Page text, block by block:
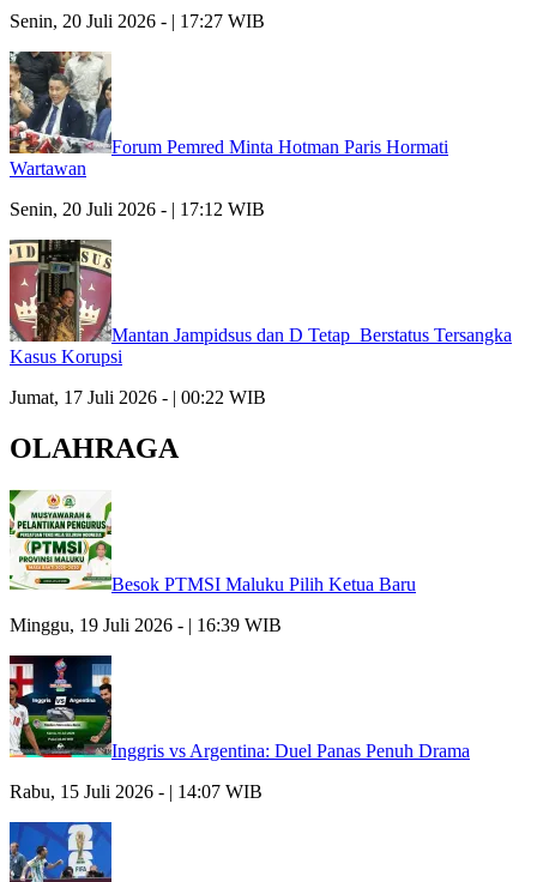
Senin, 20 Juli 2026 - | 17:27 WIB
Forum Pemred Minta Hotman Paris Hormati
Wartawan
Senin, 20 Juli 2026 - | 17:12 WIB
Mantan Jampidsus dan D Tetap Berstatus Tersangka
Kasus Korupsi
Jumat, 17 Juli 2026 - | 00:22 WIB
OLAHRAGA
Besok PTMSI Maluku Pilih Ketua Baru
Minggu, 19 Juli 2026 - | 16:39 WIB
Inggris vs Argentina: Duel Panas Penuh Drama
Rabu, 15 Juli 2026 - | 14:07 WIB